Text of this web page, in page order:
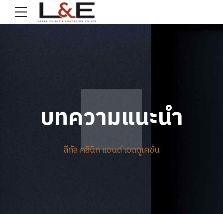
บทความแนะนำ
ลีกัล คลินิก แอนด์ เอดดูเคชั่น